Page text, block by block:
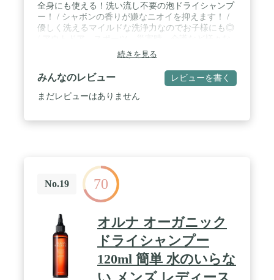
全身にも使える！洗い流し不要の泡ドライシャンプ
ー！ / シャボンの香りが嫌なニオイを抑えます！ /
優しく洗えるマイルドな洗浄力なのでお子様にも◎
場面で活躍！ / 【使用量目安：ショートカットで約
3プッシュ】 内容量：約200ml / 【製造国：日本】
続きを見る
みんなのレビュー レビューを書く
まだレビューはありません
No.19 70
オルナ オーガニック
ドライシャンプー
120ml 簡単 水のいらな